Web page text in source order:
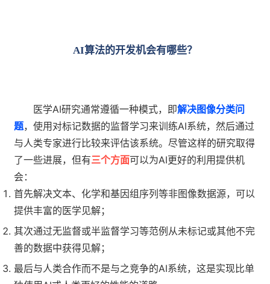
AI算法的开发机会有哪些？
医学AI研究通常遵循一种模式，即解决图像分类问
题，使用对标记数据的监督学习来训练AI系统，然后通过
与人类专家进行比较来评估该系统。尽管这样的研究取得
了一些进展，但有三个方面可以为AI更好的利用提供机
会：
首先解决文本、化学和基因组序列等非图像数据源，可以
提供丰富的医学见解；
其次通过无监督或半监督学习等范例从未标记或其他不完
善的数据中获得见解；
最后与人类合作而不是与之竞争的AI系统，这是实现比单